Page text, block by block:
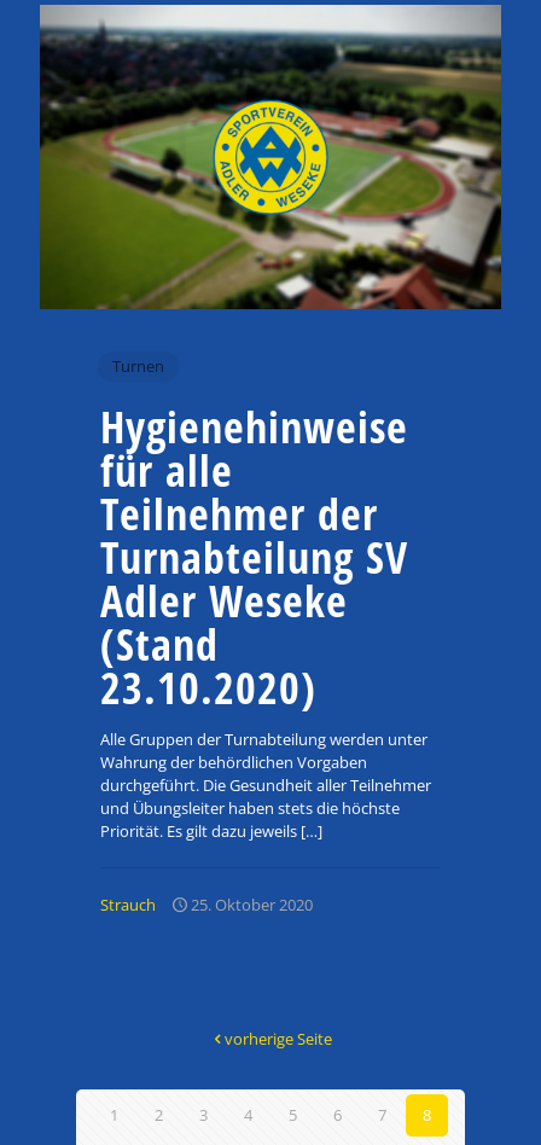
Turnen
Hygienehinweise
für alle
Teilnehmer der
Turnabteilung SV
Adler Weseke
(Stand
23.10.2020)
Alle Gruppen der Turnabteilung werden unter
Wahrung der behördlichen Vorgaben
durchgeführt. Die Gesundheit aller Teilnehmer
und Übungsleiter haben stets die höchste
Priorität. Es gilt dazu jeweils […]
Strauch 25. Oktober 2020
vorherige Seite
1 2 3 4 5 6 7
8